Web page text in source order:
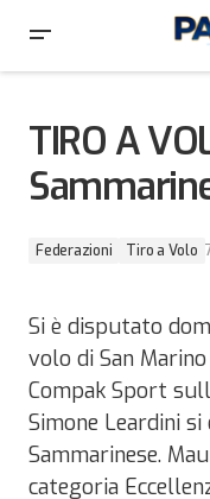
TIRO A
Federazioni Tiro a Volo
Si è disputato
volo di San
Compak Sport
Simone Leardini
Sammarinese.
categoria